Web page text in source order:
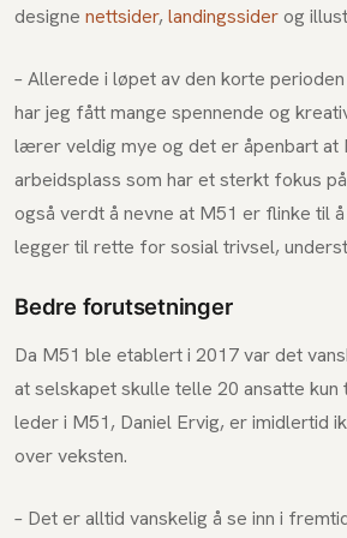
designe nettsider, landingssiderog
– Allerede i løpet av den korte
har jeg fått mange spennende og
lærer veldig mye og det er åpenbart at
arbeidsplass som har et sterkt fokus
også verdt å nevne at M51 er flinke til
legger til rette for sosial trivsel,
Bedre forutsetninger
Da M51 ble etablert i 2017 var det
at selskapet skulle telle 20 ansatte kun
leder i M51, Daniel Ervig, er imidlertid
over veksten.
– Det er alltid vanskelig å se inn i